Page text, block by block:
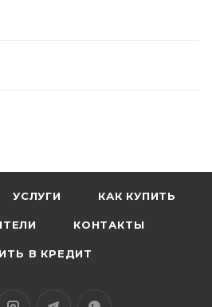
УСЛУГИ КАК КУПИТЬ
КОНТАКТЫ
В КРЕДИТ